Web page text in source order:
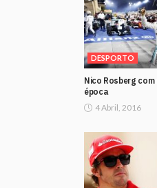
DESPORTO
Nico Rosberg
época
4 Abril, 2016